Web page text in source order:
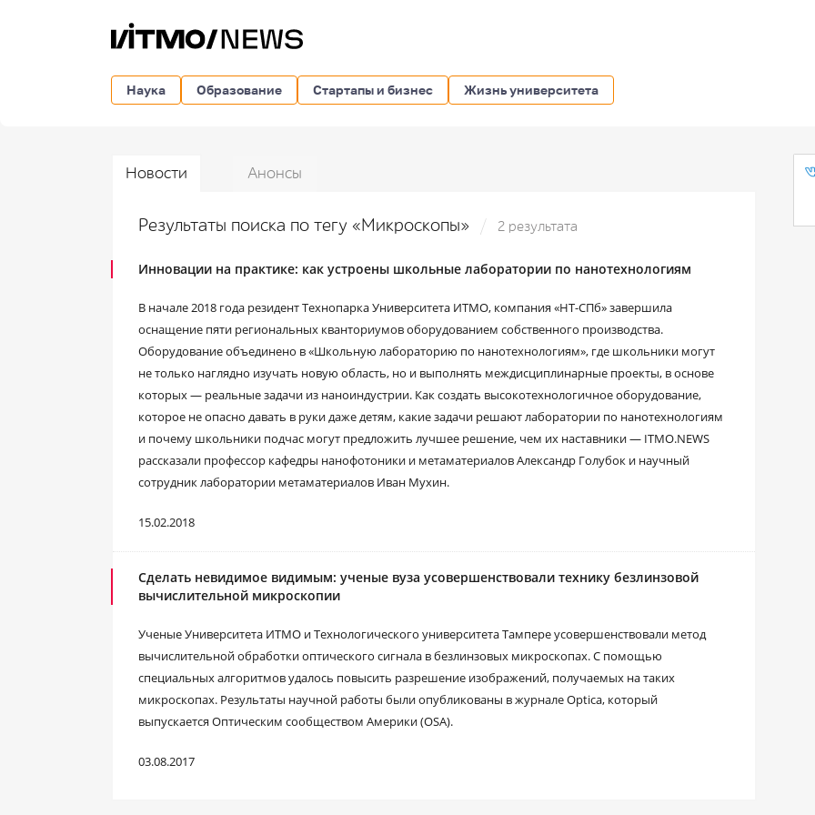
Наука Образование Стартапы и бизнес Жизнь университета
Новости Анонсы
Результаты поиска по тегу «Микроскопы» 2 результата
Инновации на практике: как устроены школьные лаборатории по нанотехнологиям
В начале 2018 года резидент Технопарка Университета ИТМО, компания «НТ-СПб» завершила
оснащение пяти региональных кванториумов оборудованием собственного производства.
Оборудование объединено в «Школьную лабораторию по нанотехнологиям», где школьники могут
не только наглядно изучать новую область, но и выполнять междисциплинарные проекты, в основе
которых — реальные задачи из наноиндустрии. Как создать высокотехнологичное оборудование,
которое не опасно давать в руки даже детям, какие задачи решают лаборатории по нанотехнологиям
и почему школьники подчас могут предложить лучшее решение, чем их наставники — ITMO.NEWS
рассказали профессор кафедры нанофотоники и метаматериалов Александр Голубок и научный
сотрудник лаборатории метаматериалов Иван Мухин.
15.02.2018
Сделать невидимое видимым: ученые вуза усовершенствовали технику безлинзовой
вычислительной микроскопии
Ученые Университета ИТМО и Технологического университета Тампере усовершенствовали метод
вычислительной обработки оптического сигнала в безлинзовых микроскопах. С помощью
специальных алгоритмов удалось повысить разрешение изображений, получаемых на таких
микроскопах. Результаты научной работы были опубликованы в журнале Optica, который
выпускается Оптическим сообществом Америки (OSA).
03.08.2017